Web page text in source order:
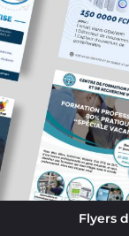
Flyers